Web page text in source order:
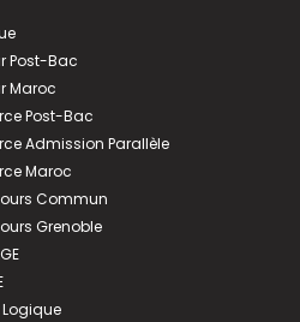
Post-Bac
Maroc
Post-Bac
Admission Parallèle
Maroc
Commun
Grenoble